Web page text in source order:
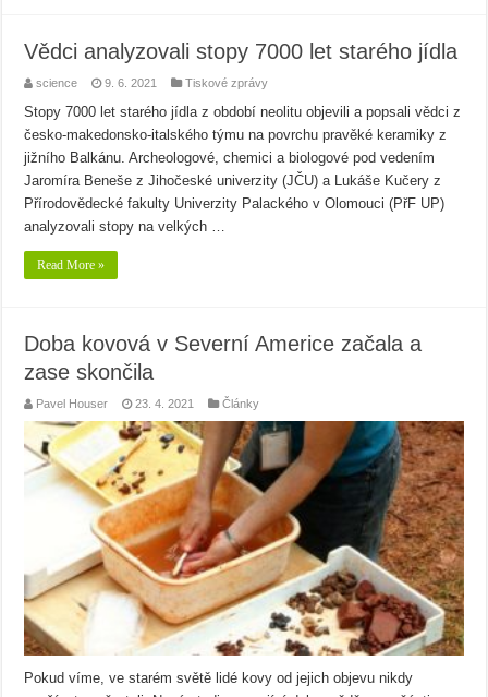
Vědci analyzovali stopy 7000 let starého jídla
science 9. 6. 2021 Tiskové zprávy
Stopy 7000 let starého jídla z období neolitu objevili a popsali vědci z
česko-makedonsko-italského týmu na povrchu pravěké keramiky z
jižního Balkánu. Archeologové, chemici a biologové pod vedením
Jaromíra Beneše z Jihočeské univerzity (JČU) a Lukáše Kučery z
Přírodovědecké fakulty Univerzity Palackého v Olomouci (PřF UP)
analyzovali stopy na velkých …
Read More »
Doba kovová v Severní Americe začala a
zase skončila
Pavel Houser 23. 4. 2021 Články
Pokud víme, ve starém světě lidé kovy od jejich objevu nikdy